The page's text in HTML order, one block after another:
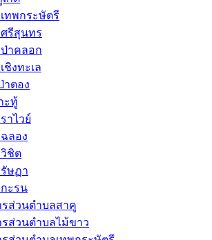
ทพกระษัตรี
รีสุนทร
าคลอก
ชิงทะเล
าตอง
ะทู้
าไวย์
ลอง
ชิต
ษฏา
ะรน
ส่วนตำบลสาคู
ส่วนตำบลไม้ขาว